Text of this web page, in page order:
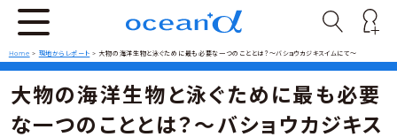
Home > 現地からレポート >大物の海洋生物と泳ぐために最も必要な一つのこととは？～バショウカジキスイムにて～
大物の海洋生物と泳ぐために最も必要
な一つのこととは？～バショウカジキス